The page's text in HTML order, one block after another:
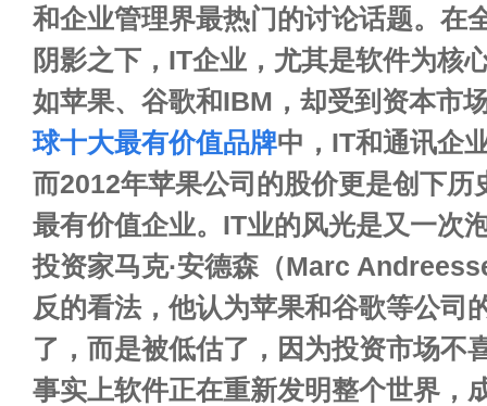
和企业管理界最热门的讨论话题。在
阴影之下，IT企业，尤其是软件为核
如苹果、谷歌和IBM，却受到资本市
球十大最有价值品牌中，IT和通讯企
而2012年苹果公司的股价更是创下历
最有价值企业。IT业的风光是又一次
投资家马克·安德森（Marc
反的看法，他认为苹果和谷歌等公司
了，而是被低估了，因为投资市场不
事实上软件正在重新发明整个世界，